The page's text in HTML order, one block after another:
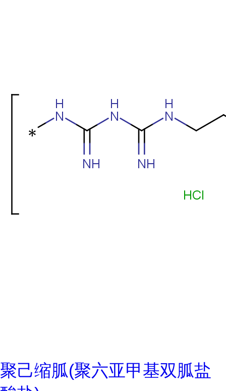
聚己缩胍(聚六亚甲基双胍盐